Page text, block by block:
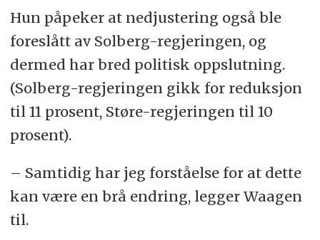
Hun påpeker at nedjustering også ble
foreslått av Solberg-regjeringen, og
dermed har bred politisk oppslutning.
(Solberg-regjeringen gikk for reduksjon
til 11 prosent, Støre-regjeringen til 10
prosent).
– Samtidig har jeg forståelse for at dette
kan være en brå endring, legger Waagen
til.